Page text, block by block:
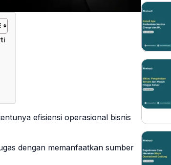
efisiensi operasional bisnis
dengan memanfaatkan sumber